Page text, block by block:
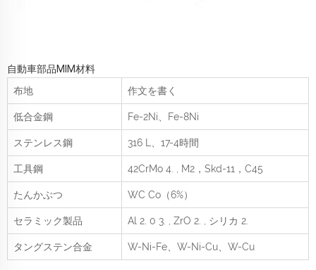
自動車部品MIM材料
布地
作文を書く
低合金鋼 Fe-2Ni、Fe-8Ni
ステンレス鋼 316 L、17-4時間
工具鋼 42CrMo 4. , M2，Skd-11，C45
たんかぶつ WC Co（6%）
セラミック製品 Al 2. 0 3. , ZrO 2. , シリカ 2.
タングステン合金 W-Ni-Fe、W-Ni-Cu、W-Cu